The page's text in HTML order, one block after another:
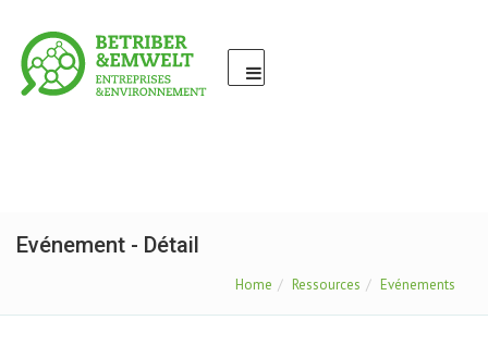
Evénement - Détail
Home Ressources Evénements